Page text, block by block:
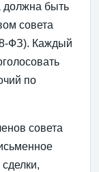
должна быть
совета
ФЗ). Каждый
по
совета